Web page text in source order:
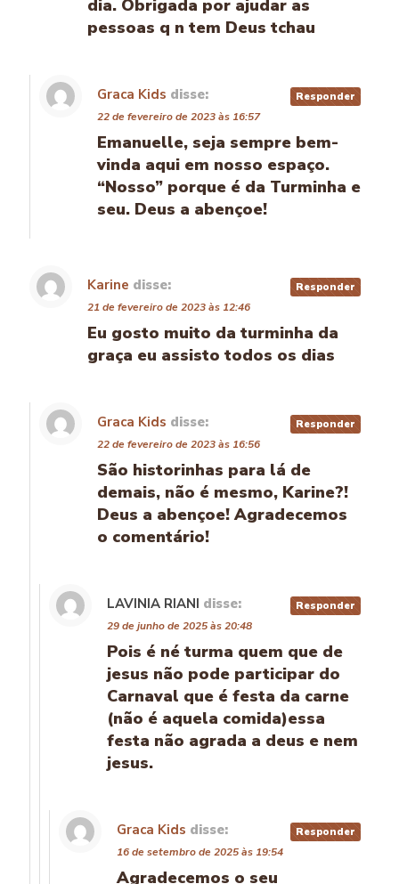
dia. Obrigada por ajudar as
pessoas q n tem Deus tchau
Graca Kids disse:
22 de fevereiro de 2023 às 16:57
Emanuelle, seja sempre bem-
vinda aqui em nosso espaço.
“Nosso” porque é da Turminha e
seu. Deus a abençoe!
Responder
Karine disse:
21 de fevereiro de 2023 às 12:46
Eu gosto muito da turminha da
graça eu assisto todos os dias
Responder
Graca Kids disse:
22 de fevereiro de 2023 às 16:56
São historinhas para lá de
demais, não é mesmo, Karine?!
Deus a abençoe! Agradecemos
o comentário!
Responder
LAVINIA RIANI disse:
29 de junho de 2025 às 20:48
Pois é né turma quem que de
jesus não pode participar do
Carnaval que é festa da carne
(não é aquela comida)essa
festa não agrada a deus e nem
jesus.
Responder
Graca Kids disse:
16 de setembro de 2025 às 19:54
Agradecemos o seu
Responder